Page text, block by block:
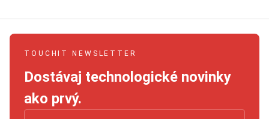
TOUCHIT NEWSLETTER
Dostávaj technologické novinky
ako prvý.